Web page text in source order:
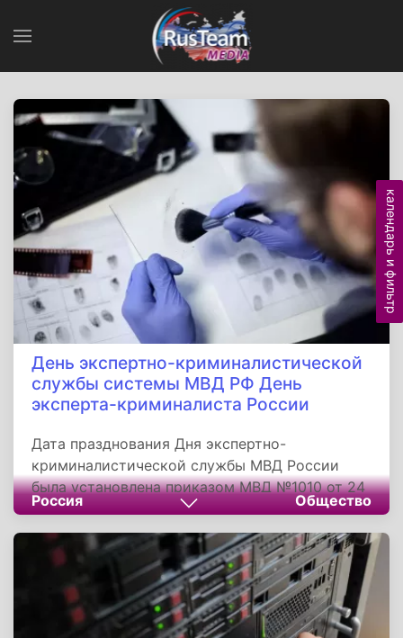
День экспертно-криминалистической
службы системы МВД РФ День
эксперта-криминалиста России
Дата празднования Дня экспертно-
криминалистической службы МВД России
была установлена приказом МВД №1010 от 24
ноября 2008 года. Этот день был учреждён
для повышения престижа судебно-экспертной
деятельности, сохранения традиций и
выражения благодарности сотрудникам за их
доблестный труд.
Россия Общество
календарь и фильтр